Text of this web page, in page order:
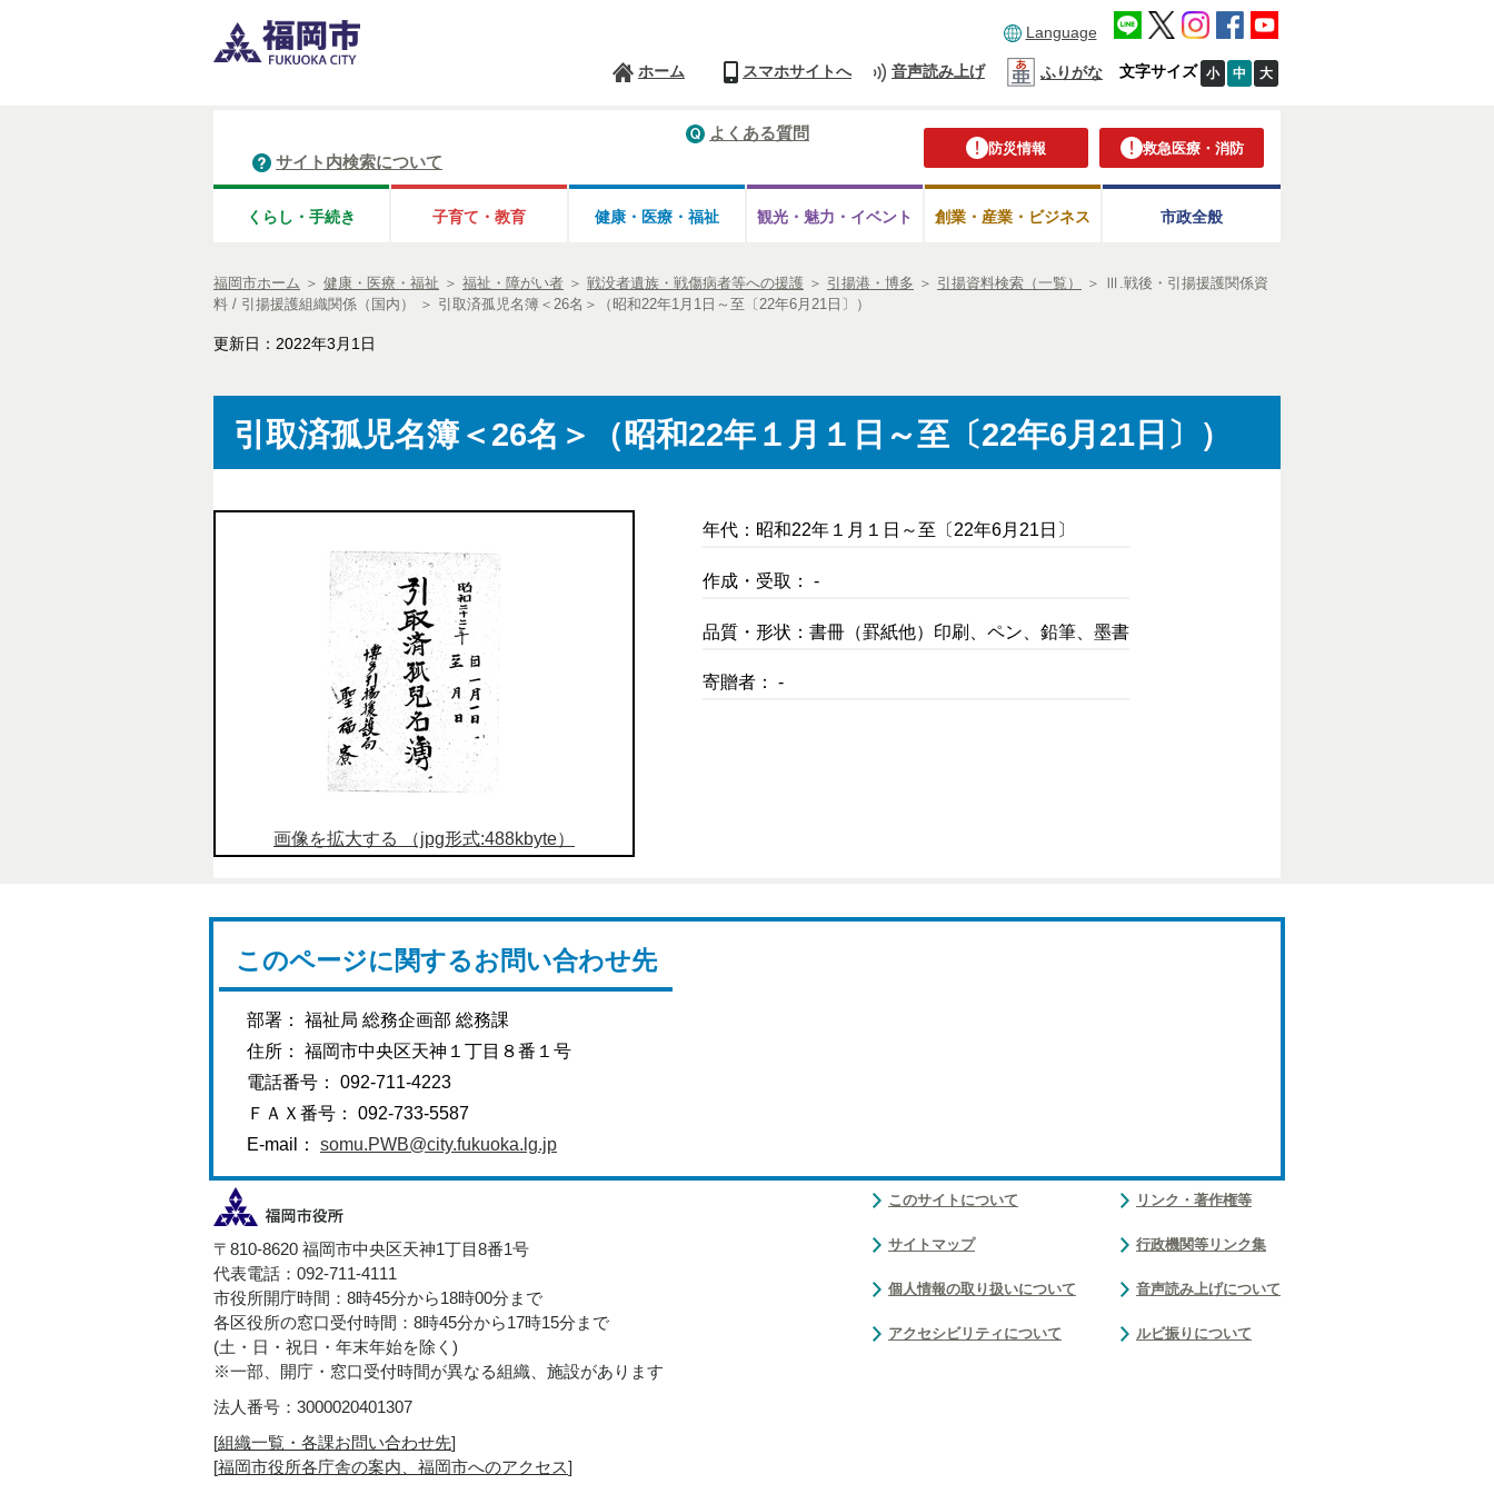
Language
ホーム スマホサイトへ 音声読み上げ ふりがな 文字サイズ 小 中 大
防災情報 救急医療・消防
よくある質問
サイト内検索について
くらし・手続き 子育て・教育 健康・医療・ 福祉 観光・魅力・ イベント 創業・産業・ビジネス 市政全般
福岡市ホーム ＞ 健康・医療・福祉 ＞ 福祉・障がい者 ＞ 戦没者遺族・戦傷病者等への援護 ＞ 引揚港・博多 ＞ 引揚資料検索（一覧） ＞ Ⅲ.戦後・引揚援護関係資
料 / 引揚援護組織関係（国内）
＞ 引取済孤児名簿＜26名＞（昭和22年1月1日～至〔22年6月21日〕）
更新日：2022年3月1日
引取済孤児名簿＜26名＞（昭和22年１月１日～至〔22年6月21日〕）
画像を拡大する （jpg形式:488kbyte）
年代：昭和22年１月１日～至〔22年6月21日〕
作成・受取： -
品質・形状：書冊（罫紙他）印刷、ペン、鉛筆、墨書
寄贈者： -
このページに関するお問い合わせ先
部署： 福祉局 総務企画部 総務課
住所： 福岡市中央区天神１丁目８番１号
電話番号： 092-711-4223
ＦＡＸ番号： 092-733-5587
E-mail： somu.PWB@city.fukuoka.lg.jp
〒810-8620 福岡市中央区天神1丁目8番1号
代表電話：092-711-4111
市役所開庁時間：8時45分から18時00分まで
各区役所の窓口受付時間：8時45分から17時15分まで
(土・日・祝日・年末年始を除く)
※一部、開庁・窓口受付時間が異なる組織、施設があります
法人番号：3000020401307
[組織一覧・各課お問い合わせ先]
[福岡市役所各庁舎の案内、福岡市へのアクセス]
このサイトについて
サイトマップ
個人情報の取り扱いについて
アクセシビリティについて
リンク・著作権等
行政機関等リンク集
音声読み上げについて
ルビ振りについて